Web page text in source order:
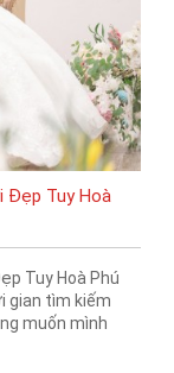
Đẹp Tuy Hoà
Tuy Hoà Phú
gian tìm kiếm
muốn mình